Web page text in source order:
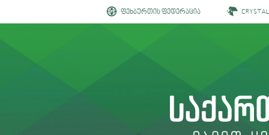
ფეხბურთის ფედერაცია